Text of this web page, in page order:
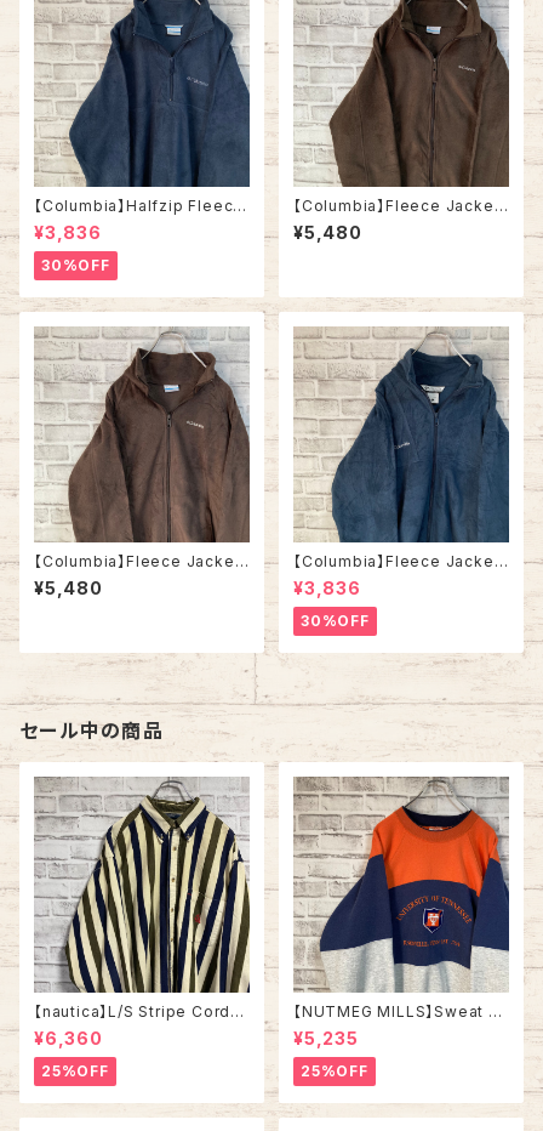
【Columbia】Halfzip Fleece
Jacket L コロンビア ハーフジ
ップフリース ジャケット ワンポ
イントロゴ 刺繍ロゴ ネイビー
ワントーン アメリカ USA 古着
¥3,836
30%OFF
【Columbia】Fleece Jacket
XL コロンビア フリース ジャケ
ット ワンポイントロゴ 刺繍ロゴ
¥5,480
【Columbia】Fleece Jacket
L コロンビア フリース ジャケッ
ト ワンポイントロゴ 刺繍ロゴ ブ
¥5,480
【Columbia】Fleece Jacket
L コロンビア フリース ジャケッ
ト ワンポイントロゴ 刺繍ロゴ
ネイビー ワントーン アメリカ U
SA 古着
¥3,836
30%OFF
セール中の商品
【nautica】L/S Stripe Cordur
oy Shirt L 90s ノーティカ スト
ライプ コーデュロイ シャツ ボタ
ンダウン 長袖 ワンポイントロゴ
刺繍ロゴ 旧タグ USA アメリカ
古着
¥6,360
25%OFF
【NUTMEG MILLS】Sweat XL
Made in USA 90s “UNIVER
SITY OF TENNESSEE” vinta
ge ナツメグミルズ カレッジモノ
カレッジロゴ テネシー大学 スウ
ェット トレーナー ヴィンテージ
アメリカ USA 古着
¥5,235
25%OFF